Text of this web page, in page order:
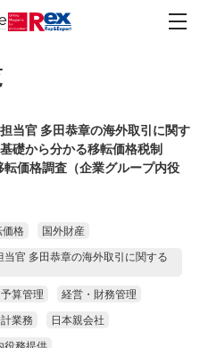
当官 多田恭章の海外取引に関す
礎から分かる移転価格税制
格調査（企業グループ内役
価格
国外財産
当官 多田恭章の海外取引に関する
予算管理
経営・財務管理
業務
日本親会社